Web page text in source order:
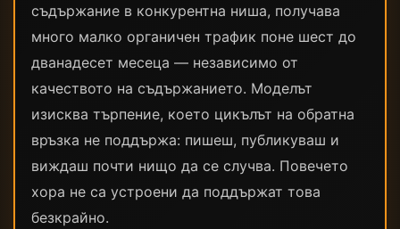
съдържание в конкурентна ниша, получава
много малко органичен трафик поне шест до
дванадесет месеца — независимо от
качеството на съдържанието. Моделът
изисква търпение, което цикълът на обратна
връзка не поддържа: пишеш, публикуваш и
виждаш почти нищо да се случва. Повечето
хора не са устроени да поддържат това
безкрайно.